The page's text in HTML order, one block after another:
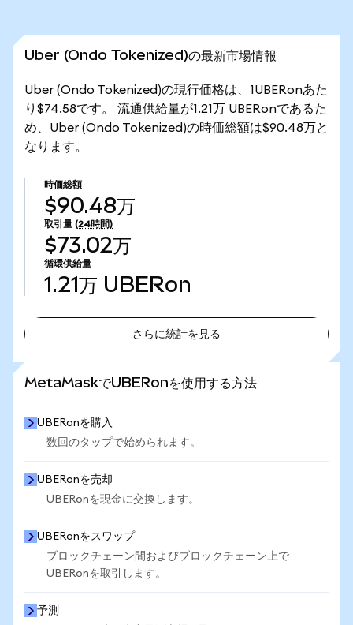
Uber (Ondo Tokenized)の最新市場情報
Uber (Ondo Tokenized)の現行価格は、1UBERonあた
り$74.58です。 流通供給量が1.21万 UBERonであるた
め、Uber (Ondo Tokenized)の時価総額は$90.48万と
なります。
時価総額
$90.48万
取引量 (24時間)
$73.02万
循環供給量
1.21万 UBERon
さらに統計を見る
MetaMaskでUBERonを使用する方法
UBERonを購入
数回のタップで始められます。
UBERonを売却
UBERonを現金に交換します。
UBERonをスワップ
ブロックチェーン間およびブロックチェーン上で
UBERonを取引します。
予測